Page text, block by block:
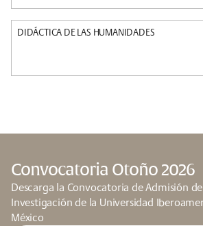
DIDÁCTICA DE LAS HUMANIDADES
Convocatoria Otoño 2026
Descarga la Convocatoria de Admisión
Investigación de la Universidad
México